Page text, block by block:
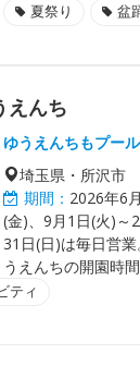
夏祭り 盆
えんち
ゆうえんちもプー
埼玉県・所沢市
期間： 2026年6
(金)、9月1日(火)～
31日(日)は毎日営
うえんちの開園時
ティ